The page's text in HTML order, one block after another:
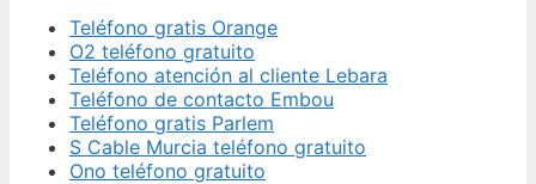
Teléfono gratis Orange
O2 teléfono gratuito
Teléfono atención al cliente Lebara
Teléfono de contacto Embou
Teléfono gratis Parlem
S Cable Murcia teléfono gratuito
Ono teléfono gratuito